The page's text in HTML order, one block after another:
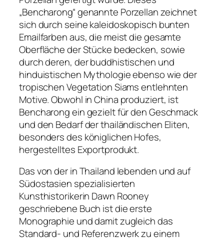
„Bencharong“ genannte Porzellan zeichnet
sich durch seine kaleidoskopisch bunten
Emailfarben aus, die meist die gesamte
Oberfläche der Stücke bedecken, sowie
durch deren, der buddhistischen und
hinduistischen Mythologie ebenso wie der
tropischen Vegetation Siams entlehnten
Motive. Obwohl in China produziert, ist
Bencharong ein gezielt für den Geschmack
und den Bedarf der thailändischen Eliten,
besonders des königlichen Hofes,
hergestelltes Exportprodukt.
Das von der in Thailand lebenden und auf
Südostasien spezialisierten
Kunsthistorikerin Dawn Rooney
geschriebene Buch ist die erste
Monographie und damit zugleich das
Standard- und Referenzwerk zu einem